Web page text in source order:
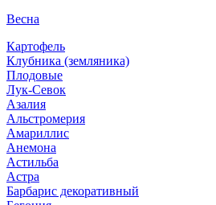
Весна
Картофель
Клубника (земляника)
Плодовые
Лук-Севок
Азалия
Альстромерия
Амариллис
Анемона
Астильба
Астра
Барбарис декоративный